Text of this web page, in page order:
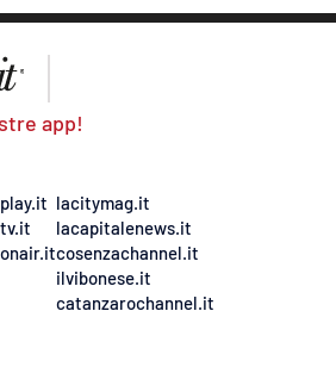
app!
lacitymag.it
lacapitalenews.it
cosenzachannel.it
ilvibonese.it
catanzarochannel.it